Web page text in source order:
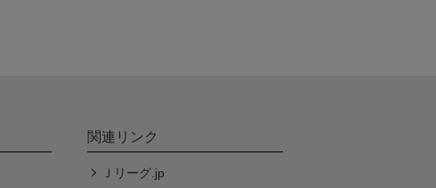
関連リンク
Ｊリーグ.jp